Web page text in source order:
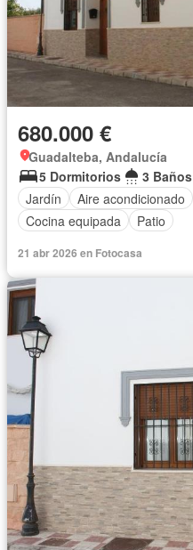
680.000 €
Guadalteba, Andalucía
5 Dormitorios
3 Baños
Jardín
Aire acondicionado
Cocina equipada
Patio
21 abr 2026 en Fotocasa